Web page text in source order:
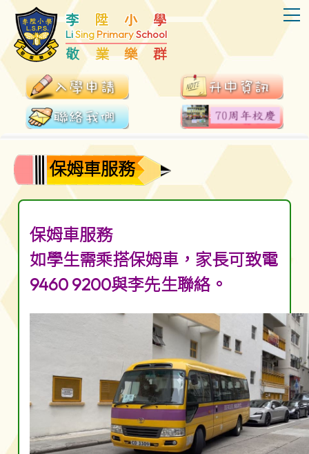
李 陞 小 學
LiSingPrimarySchool
敬 業 樂 群
保姆車服務
保姆車服務
如學生需乘搭保姆車，家長可致電
9460 9200與李先生聯絡。